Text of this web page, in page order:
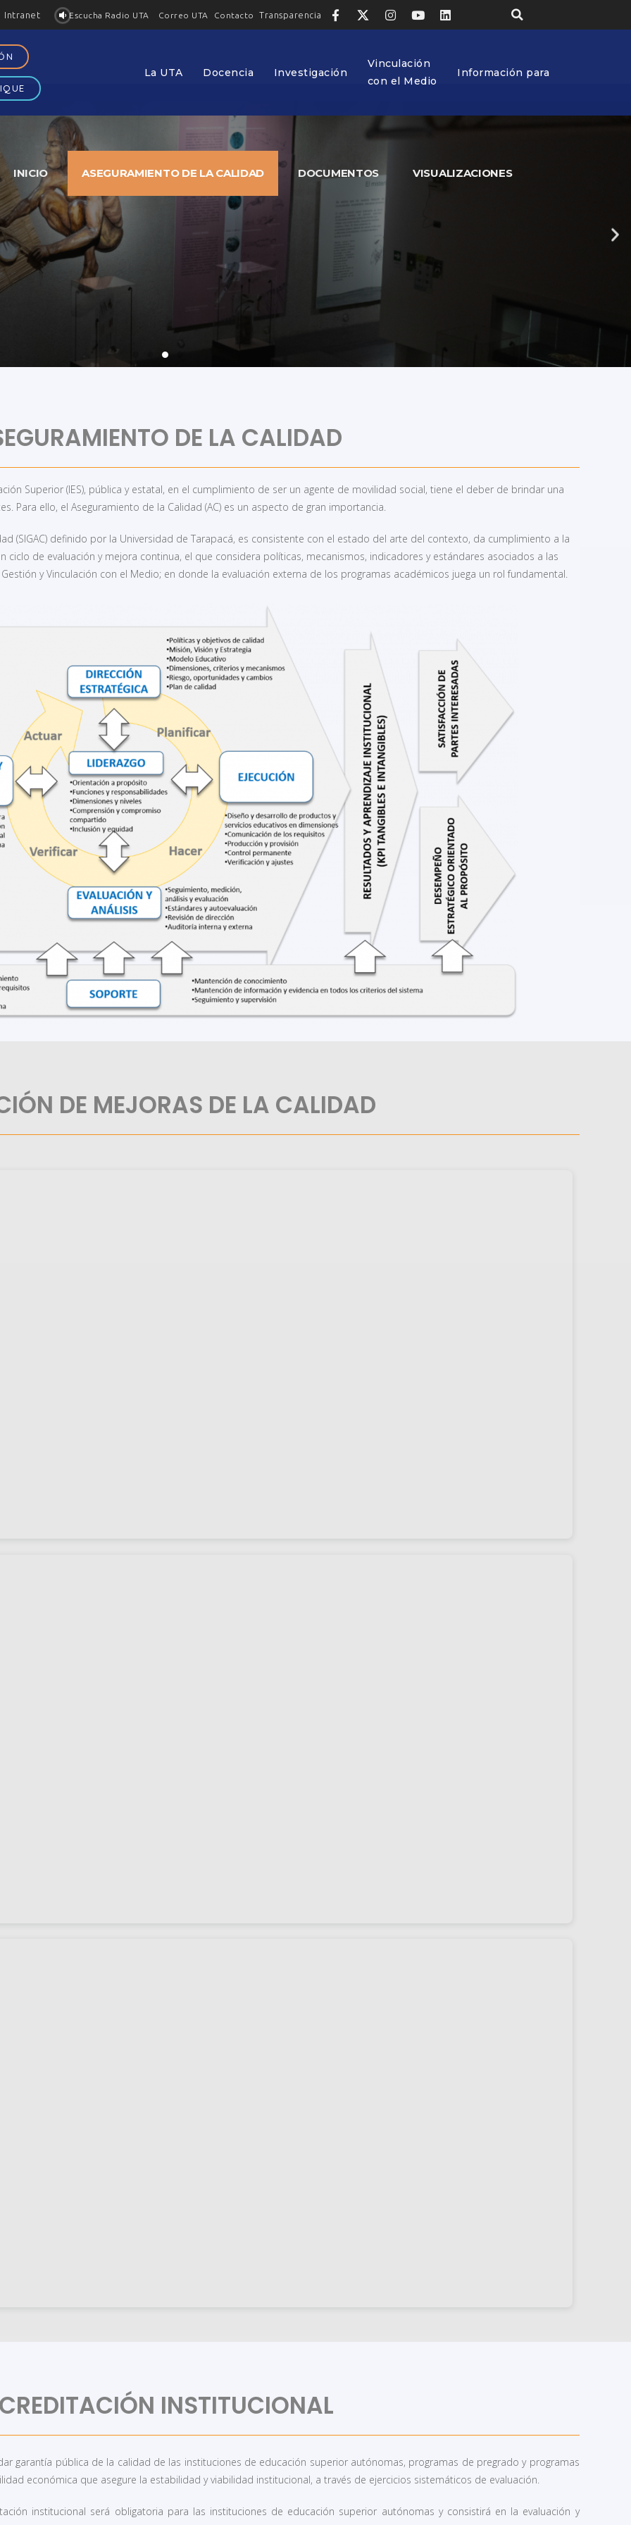
Intranet Escucha Radio UTA Correo UTA Contacto Transparencia
La UTA Docencia Investigación
Vinculación
con el Medio
Información para
INICIO ASEGURAMIENTO DE LA CALIDAD DOCUMENTOS VISUALIZACIONES
Calidad Institucional
se ocupa de diseñar e implementar el sistema integral de
de la calidad de la Universidad de Tarapacá, desarrollando procesos de
haciendo seguimiento de los resultados del Sistema de Dirección Estratégica,
proceso de autoevaluación para la acreditación institucional y apoyando el desarrollo
de acreditación/certificación nivel de carreras y programas de postgrado.
DE LA CALIDAD
Superior (IES), pública y estatal, en el cumplimiento de ser un agente de movilidad social, tiene el deber de brindar una
Para ello, el Aseguramiento de la Calidad (AC) es un aspecto de gran importancia.
(SIGAC) definido por la Universidad de Tarapacá, es consistente con el estado del arte del contexto, da cumplimiento a la
ciclo de evaluación y mejora continua, el que considera políticas, mecanismos, indicadores y estándares asociados a las
y Vinculación con el Medio; en donde la evaluación externa de los programas académicos juega un rol fundamental.
DE MEJORAS DE LA CALIDAD
INSTITUCIONAL
garantía pública de la calidad de las instituciones de educación superior autónomas, programas de pregrado y programas
económica que asegure la estabilidad y viabilidad institucional, a través de ejercicios sistemáticos de evaluación.
institucional será obligatoria para las instituciones de educación superior autónomas y consistirá en la evaluación y